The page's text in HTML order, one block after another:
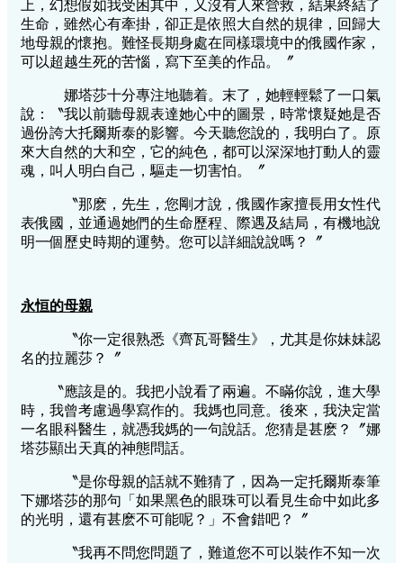
上，幻想假如我受困其中，又沒有人來營救，結果終結了
生命，雖然心有牽掛，卻正是依照大自然的規律，回歸大
地母親的懷抱。難怪長期身處在同樣環境中的俄國作家，
可以超越生死的苦惱，寫下至美的作品。〞
娜塔莎十分專注地聽着。末了，她輕輕鬆了一口氣
說：〝我以前聽母親表達她心中的圖景，時常懷疑她是否
過份誇大托爾斯泰的影響。今天聽您說的，我明白了。原
來大自然的大和空，它的純色，都可以深深地打動人的靈
魂，叫人明白自己，驅走一切害怕。〞
〝那麽，先生，您剛才說，俄國作家擅長用女性代
表俄國，並通過她們的生命歷程、際遇及結局，有機地說
明一個歷史時期的運勢。您可以詳細說說嗎？〞
永恒的母親
〝你一定很熟悉《齊瓦哥醫生》，尤其是你妹妹認
名的拉麗莎？〞
〝應該是的。我把小說看了兩遍。不瞞你說，進大學
時，我曾考慮過學寫作的。我媽也同意。後來，我決定當
一名眼科醫生，就憑我媽的一句說話。您猜是甚麽？〞娜
塔莎顯出天真的神態問話。
〝是你母親的話就不難猜了，因為一定托爾斯泰筆
下娜塔莎的那句「如果黑色的眼珠可以看見生命中如此多
的光明，還有甚麽不可能呢？」不會錯吧？〞
〝我再不問您問題了，難道您不可以裝作不知一次